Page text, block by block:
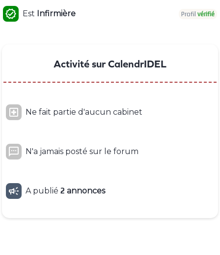
 Est Infirmière Profil vérifié
Activité sur CalendrIDEL
 Ne fait partie d'aucun cabinet
 N'a jamais posté sur le forum
 A publié2 annonces